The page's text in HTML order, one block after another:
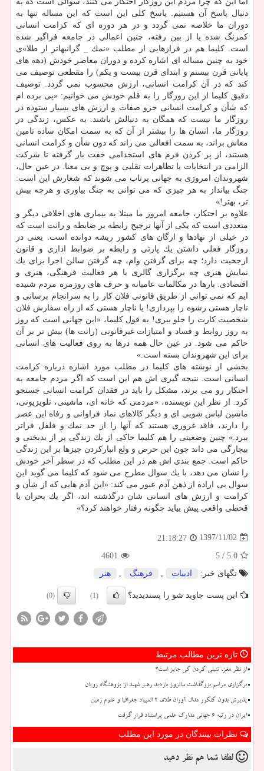
دنبال پاسخ آن هستیم. پاسخ كلی این است كه این مساله تنها به
دوران ما خلاصه نمی گردد و در هر دوره ای كه كرامت انسانی
كمرنگ شده یا از بین رفته، چنین اعمالی در جامعه فراگیر شده
است. كلیما هم در فرازهایی از مطلب «نمك _ گرانبهاتر از طلا»ی
خود به چنین مساله ای اشاره كرده و دوران معاصر خودش (دهه های
پایانی قرن بیستم و ابتدای قرن بیست و یكم) را مقطعی توصیف می
كند كه در آن كرامت انسانی، ارزش محسوب نمی گردد. توصیف
دقیق كلیما از این روزگار را به قلم خودش می خوانیم: «پی برده ام
كه شأن و كرامت انسانی جزو صفات و ارزش های بسیار ستوده در
روزگار ما نیست كه همگان به دنبالش باشند. به عكس، زندگی در
روزگار ما، انسان ها را بیشتر از آن كه به سمت امكان ساده تامین
معاش براند، به سمت افعالی می راند كه دون شأن و كرامت انسانی
هستند، از پر كردن فرم های استخدامی خفت بار گرفته تا شركت
الزامی در انتخابات یا تظاهرات تقلبی و پوچ و بی معنا. در عین حال،
شهروندان امروزی به جهانی پرتاب می شوند كه شعارش این است:
چنگ بیانداز به هر چیزی كه می توانی به چنگ بیاوری و هرچه بیش
تر، بهتر!»
علاوه بر احتكار، جامعه امروز ما مبتلا به بیماری های اخلاقی دیگر و
متعددی است كه یكی از آنها ترجیح رابطه بر ضابطه و رانت است كه
در خیلی از نهادها و ارگان های كشور ریشه دوانده است. یعنی در
روزگار فعلی داشتن یك پارتی و رابطه بر ضوابط اداری و قانون
ارجحیت دارد؛ چه برای گرفتن وام، چه گرفتن سالن اجرا برای یك
نمایش هنری چه برگزاری گالری یا هر فعالیت فرهنگی، هنری و
اقتصادی. بارها در مكالمات عامیانه و حرف های روزمره مردم شنیده
ایم كه نمی توانی از طریق قانونی فلان كار را به سرانجام برسانی و
ناچار هستی رشوه را بپردازی! یا ناچار هستی كه از راه سفارش فلان
شخصیت كارت را جلو ببری! به قول كلیما، «این جهانی است كه روز
به روز روابط و فساد و امتیازات غیرقانونی (رانت ها) بیش تر بر آن
حاكم می شود. در عین حال همه درها به روی فعالیت های انسانی
برای این شهروندان بسته است.»
بخشی از نوشته های كلیما در مطلب مورد اشاره درباره كرامت
انسانی است. نتیجه گیری اش هم این است كه اگر مردم جامعه به
احتكار رو می برند، مشكل را باید در فقدان كرامت انسانی جستجو
كرد. از نظر این نویسنده، «مردمی كه خانه ای، ماشینی، تلویزیونی،
ماشین لباس شویی ای و دیگر كالاهای نماد فراوانی و رفاه این عصر
را دارند، فاقد غروری هستند كه آنها را از حد نمك و فلفل فراتر
ببرد.» چنین وضعیتی را هم كلیما حاكی از یك زندگی پر از بدبختی و
بیچارگی می داند چون این حرص و ولع انباركردن چیزها بر این زندگی
حاكم است. جمع بندی اش هم در این مطلب كه در سطر آخر خودش
را نشان می دهد، با یك سوال مطرح می شود كه كلیما می گوید این
سوال بی اراده از ذهن آدم عبور می كند: «این آدم هایی كه از شأن و
كرامت و ارزش های انسانی شان درگذشته اند، اگر یك بحران یا
قحطی واقعی پیش بیاید چگونه رفتار خواهند كرد؟»
1397/11/02
21:18:27
5.0
/ 5
4601
تگهای خبر:
ادبیات , فرهنگ , هنر
این پست جاوید شو را پسندیدید؟ (1)
(0)
تازه ترین مطالب مرتبط
از نظر مغز، تنبلی کردن کی جایز است؟
برگزاری مراسم بزرگداشت سالروز بازدید رهبر شهید از پژوهشگاه رویان
پذیرش بدون کنکور مدال آوران طلای ۲ المپیاد جغرافیا و علوم زمین
ایران در رتبه ۶ جهانی مدارک علمی پراستناد قرار گرفت
نظرات بینندگان در مورد این مطلب
لطفا شما هم نظر دهید